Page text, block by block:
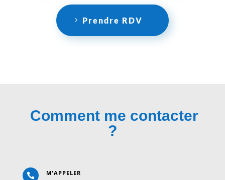
Prendre RDV
Comment me contacter
?
 M'APPELER